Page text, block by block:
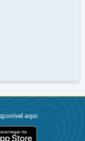
aqui: